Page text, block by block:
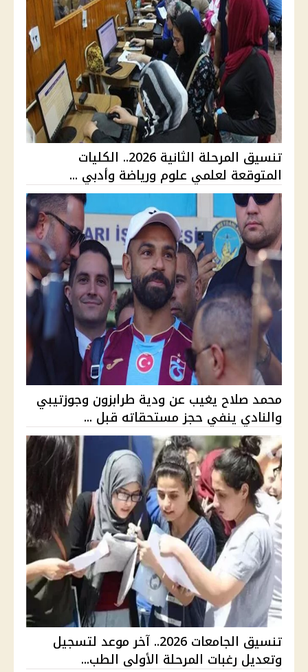
تنسيق المرحلة الثانية 2026.. الكليات
المتوقعة لعلمي علوم ورياضة وأدبي ...
محمد صلاح يغيب عن ودية طرابزون وجوزتيبي
والنادي ينفي حجز مستحقاته قبل ...
تنسيق الجامعات 2026.. آخر موعد لتسجيل
وتعديل رغبات المرحلة الأولى الطب...